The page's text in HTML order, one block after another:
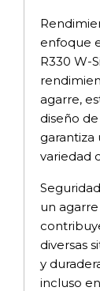
enfoque
R330 W-
agarre,
diseño
garantiza
variedad
un
diversas
y
incluso